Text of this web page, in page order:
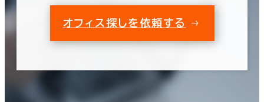
オフィス探しを依頼する